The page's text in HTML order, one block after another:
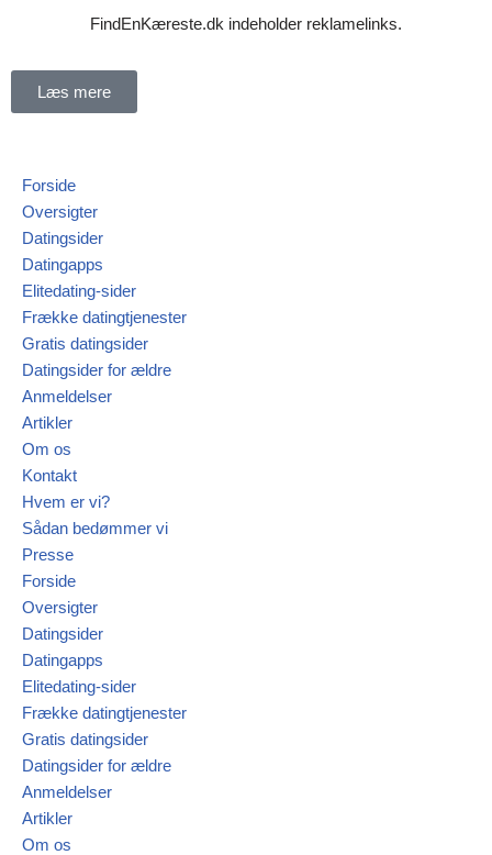
indhold
FindEnKæreste.dk indeholder reklamelinks.
Læs mere
Forside
Oversigter
Datingsider
Datingapps
Elitedating-sider
Frække datingtjenester
Gratis datingsider
Datingsider for ældre
Anmeldelser
Artikler
Om os
Kontakt
Hvem er vi?
Sådan bedømmer vi
Presse
Forside
Oversigter
Datingsider
Datingapps
Elitedating-sider
Frække datingtjenester
Gratis datingsider
Datingsider for ældre
Anmeldelser
Artikler
Om os